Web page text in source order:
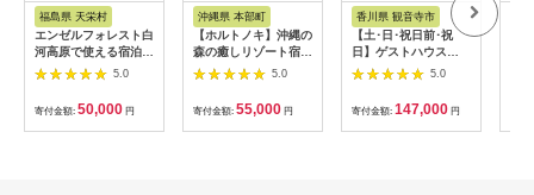
福島県 天栄村
エンゼルフォレスト白
河高原で使える宿泊ク
ーポン券（15000円相
当） ペット コテージ
サウナ グランピング
キャンプ スパ ドッグ
ラン F21T-098
5.0
寄付金額: 50,000 円
沖縄県 本部町
【ホルトノキ】沖縄の
森の癒しリゾート宿泊
補助券（１万５千円
分：５千円券３枚）
5.0
寄付金額: 55,000 円
香川県 観音寺市
【土･日･祝日前･祝
日】ゲストハウス
ONE宿泊券 3名様1
5.0
寄付金額: 147,000 円